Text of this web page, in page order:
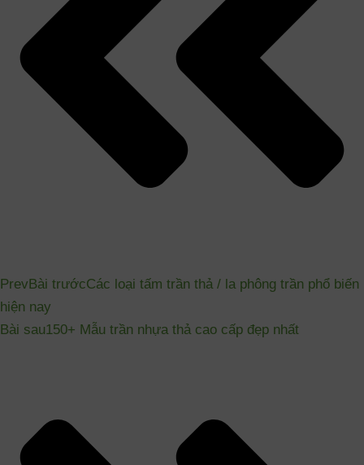
PrevBài trướcCác loại tấm trần thả / la phông trần phổ biến
hiện nay
Bài sau150+ Mẫu trần nhựa thả cao cấp đẹp nhất